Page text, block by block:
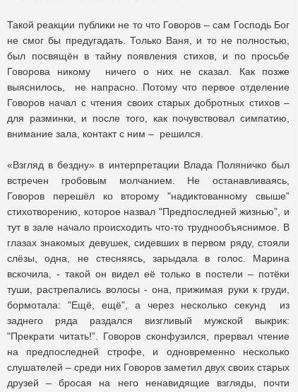
Такой реакции публики не то что Говоров – сам Господь Бог
не смог бы предугадать. Только Ваня, и то не полностью,
был посвящён в тайну появления стихов, и по просьбе
Говорова никому ничего о них не сказал. Как позже
выяснилось, не напрасно. Потому что первое отделение
Говоров начал с чтения своих старых добротных стихов –
для разминки, и после того, как почувствовал симпатию,
внимание зала, контакт с ним – решился.
«Взгляд в бездну» в интерпретации Влада Поляничко был
встречен гробовым молчанием. Не останавливаясь,
Говоров перешёл ко второму "надиктованному свыше”
стихотворению, которое назвал "Предпоследней жизнью”, и
тут в зале начало происходить что-то труднообъяснимое. В
глазах знакомых девушек, сидевших в первом ряду, стояли
слёзы, одна, не стесняясь, зарыдала в голос. Марина
вскочила, - такой он видел её только в постели – потёки
туши, растрепались волосы - она, прижимая руки к груди,
бормотала: "Ещё, ещё”, а через несколько секунд из
заднего ряда раздался визгливый мужской выкрик:
"Прекрати читать!”. Говоров сконфузился, прервал чтение
на предпоследней строфе, и одновременно несколько
слушателей – среди них Говоров заметил двух своих старых
друзей – бросая на него ненавидящие взгляды, почти